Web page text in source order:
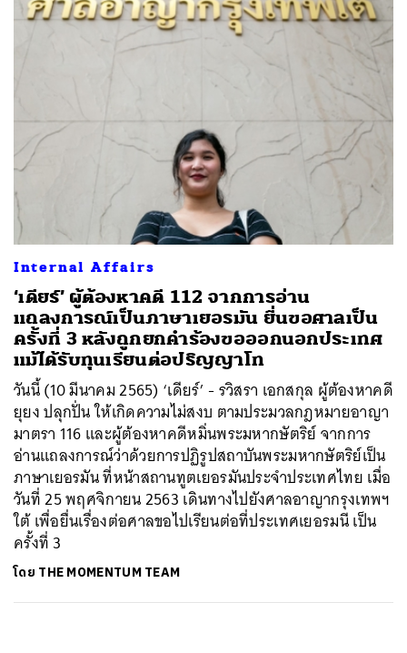
Internal Affairs
‘เดียร์’ ผู้ต้องหาคดี 112 จากการอ่าน
แถลงการณ์เป็นภาษาเยอรมัน ยื่นขอศาลเป็น
ครั้งที่ 3 หลังถูกยกคำร้องขอออกนอกประเทศ
แม้ได้รับทุนเรียนต่อปริญญาโท
วันนี้ (10 มีนาคม 2565) ‘เดียร์’ - รวิสรา เอกสกุล ผู้ต้องหาคดี
ยุยง ปลุกปั่น ให้เกิดความไม่สงบ ตามประมวลกฎหมายอาญา
มาตรา 116 และผู้ต้องหาคดีหมิ่นพระมหากษัตริย์ จากการ
อ่านแถลงการณ์ว่าด้วยการปฏิรูปสถาบันพระมหากษัตริย์เป็น
ภาษาเยอรมัน ที่หน้าสถานทูตเยอรมันประจำประเทศไทย เมื่อ
วันที่ 25 พฤศจิกายน 2563 เดินทางไปยังศาลอาญากรุงเทพฯ
ใต้ เพื่อยื่นเรื่องต่อศาลขอไปเรียนต่อที่ประเทศเยอรมนี เป็น
ครั้งที่ 3
โดย THE MOMENTUM TEAM